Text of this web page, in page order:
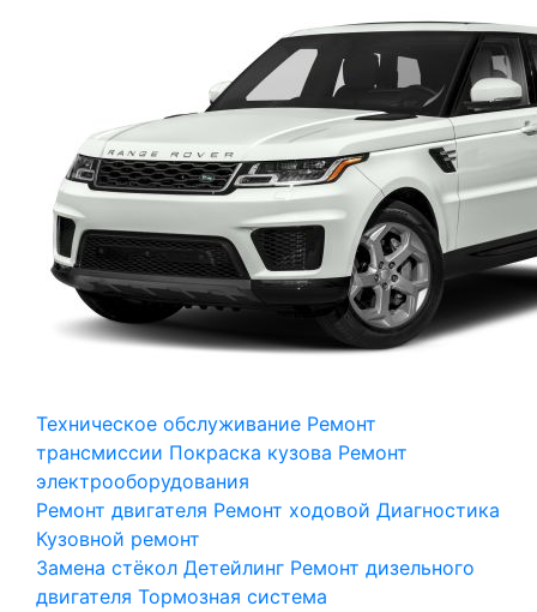
Техническое обслуживание Ремонт
трансмиссии Покраска кузова Ремонт
электрооборудования
Ремонт двигателя Ремонт ходовой Диагностика
Кузовной ремонт
Замена стёкол Детейлинг Ремонт дизельного
двигателя Тормозная система